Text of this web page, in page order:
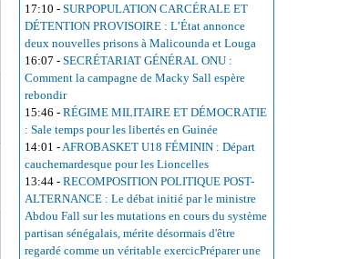
17:10 - SURPOPULATION CARCÉRALE ET
DÉTENTION PROVISOIRE : L’État annonce
deux nouvelles prisons à Malicounda et Louga
16:07 - SECRÉTARIAT GÉNÉRAL ONU :
Comment la campagne de Macky Sall espère
rebondir
15:46 - RÉGIME MILITAIRE ET DÉMOCRATIE
: Sale temps pour les libertés en Guinée
14:01 -AFROBASKET U18 FÉMININ : Départ
cauchemardesque pour les Lioncelles
13:44 - RECOMPOSITION POLITIQUE POST-
ALTERNANCE : Le débat initié par le ministre
Abdou Fall sur les mutations en cours du système
partisan sénégalais, mérite désormais d'être
regardé comme un véritable exercicPréparer une